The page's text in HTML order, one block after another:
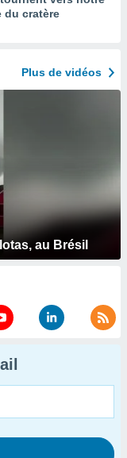
du cratère
Plus de vidéos
au Brésil